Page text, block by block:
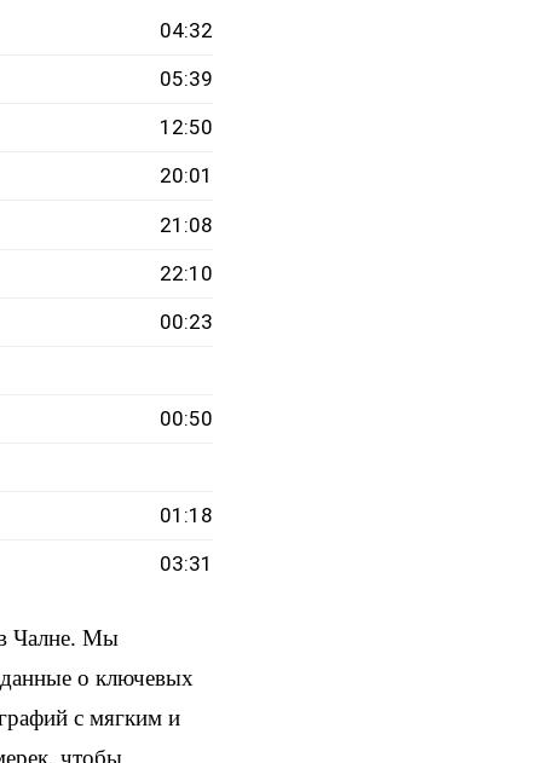
04:32
05:39
12:50
20:01
21:08
22:10
00:23
00:50
01:18
03:31
Чалне. Мы
данные о ключевых
с мягким и
чтобы